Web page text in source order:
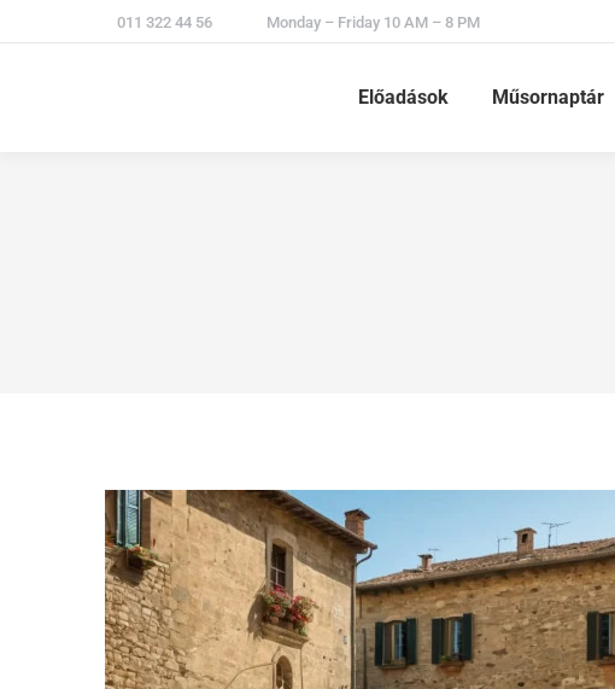
011 322 44 56 Monday – Friday 10 AM – 8 PM
Előadások Műsornaptár